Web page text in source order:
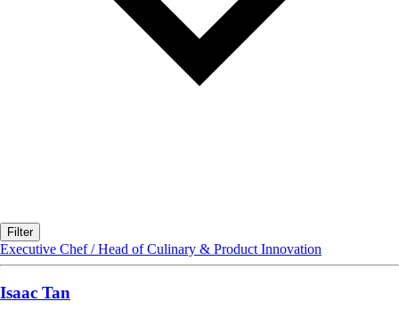
Filter
Executive Chef / Head of Culinary & Product Innovation
Isaac Tan